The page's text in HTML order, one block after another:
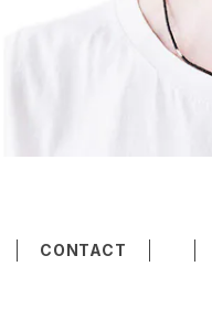
CONTACT